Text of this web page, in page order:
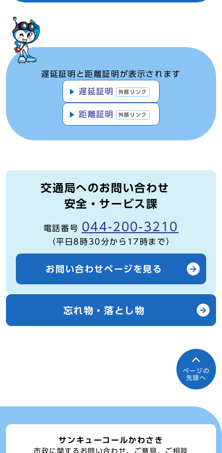
遅延証明と距離証明が表示されます
遅延証明 外部リンク
距離証明 外部リンク
交通局へのお問い合わせ
安全・サービス課
電話番号 044-200-3210
（平日8時30分から17時まで）
お問い合わせページを見る
忘れ物・落とし物
ページの
先頭へ
サンキューコールかわさき
市政に関するお問い合わせ、ご意見、ご相談